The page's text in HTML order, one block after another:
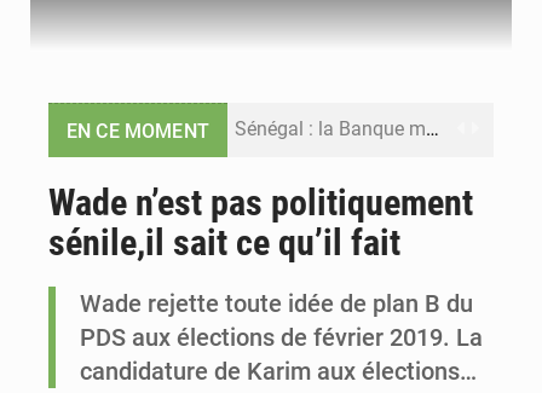
EN CE MOMENT Sénégal : la Banque mondiale annonce un financement de 340 milliards FCFA pour soutenir les priorités de la Vision Sénégal 2050
Sénégal : Ousmane Diagne prêtera serment le 11 août comme président du Conseil constitutionnel
Wade n’est pas politiquement
sénile,il sait ce qu’il fait
Wade rejette toute idée de plan B du
PDS aux élections de février 2019. La
candidature de Karim aux élections…